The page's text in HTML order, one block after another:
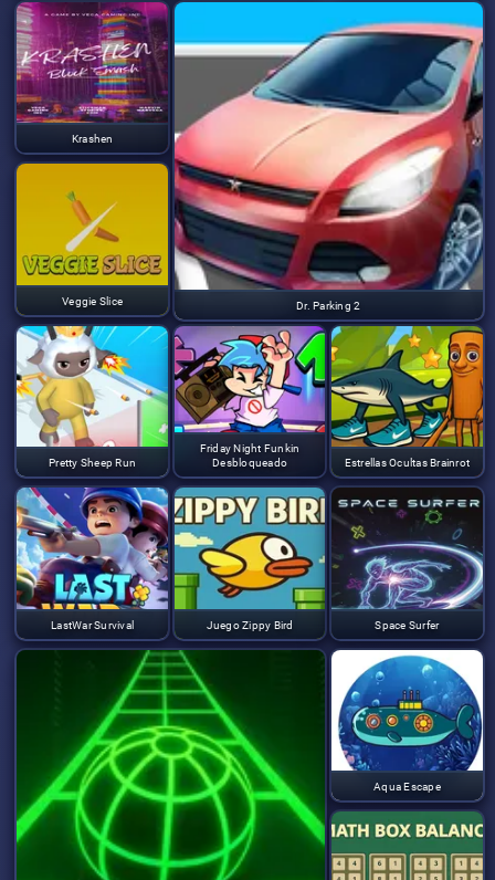
Krashen
Dr. Parking 2
Veggie Slice
Pretty Sheep Run
Friday Night Funkin
Desbloqueado
Estrellas Ocultas Brainrot
LastWar Survival Juego Zippy Bird Space Surfer
Aqua Escape